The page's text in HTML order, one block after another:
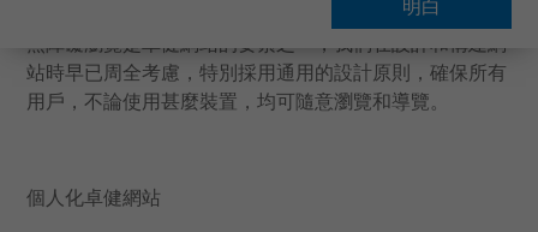
明白
最新資訊
登記 / 登入
無障礙瀏覽是卓健網站的要素之一，我們在設計和構建網
站時早已周全考慮，特別採用通用的設計原則，確保所有
用戶，不論使用甚麼裝置，均可隨意瀏覽和導覽。
個人化卓健網站